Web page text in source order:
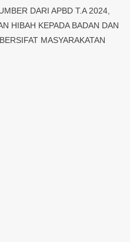
DARI APBD T.A 2024,
HIBAH KEPADA BADAN DAN
MASYARAKATAN